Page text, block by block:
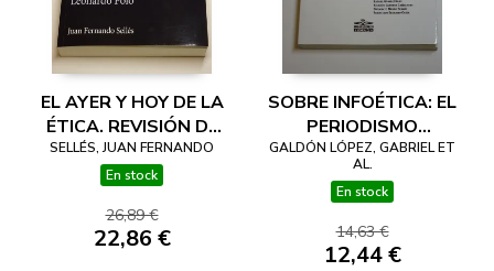
EL AYER Y HOY DE LA
ÉTICA. REVISIÓN DE
SU HISTORIA SEGÚN
LEONARDO POLO
SELLÉS, JUAN FERNANDO
En stock
26,89 €
22,86 €
SOBRE INFOÉTICA: EL
PERIODISMO
LIBERADO DE LO
POLÍTICAMENTE
CORRECTO
GALDÓN LÓPEZ, GABRIEL ET
AL.
En stock
14,63 €
12,44 €